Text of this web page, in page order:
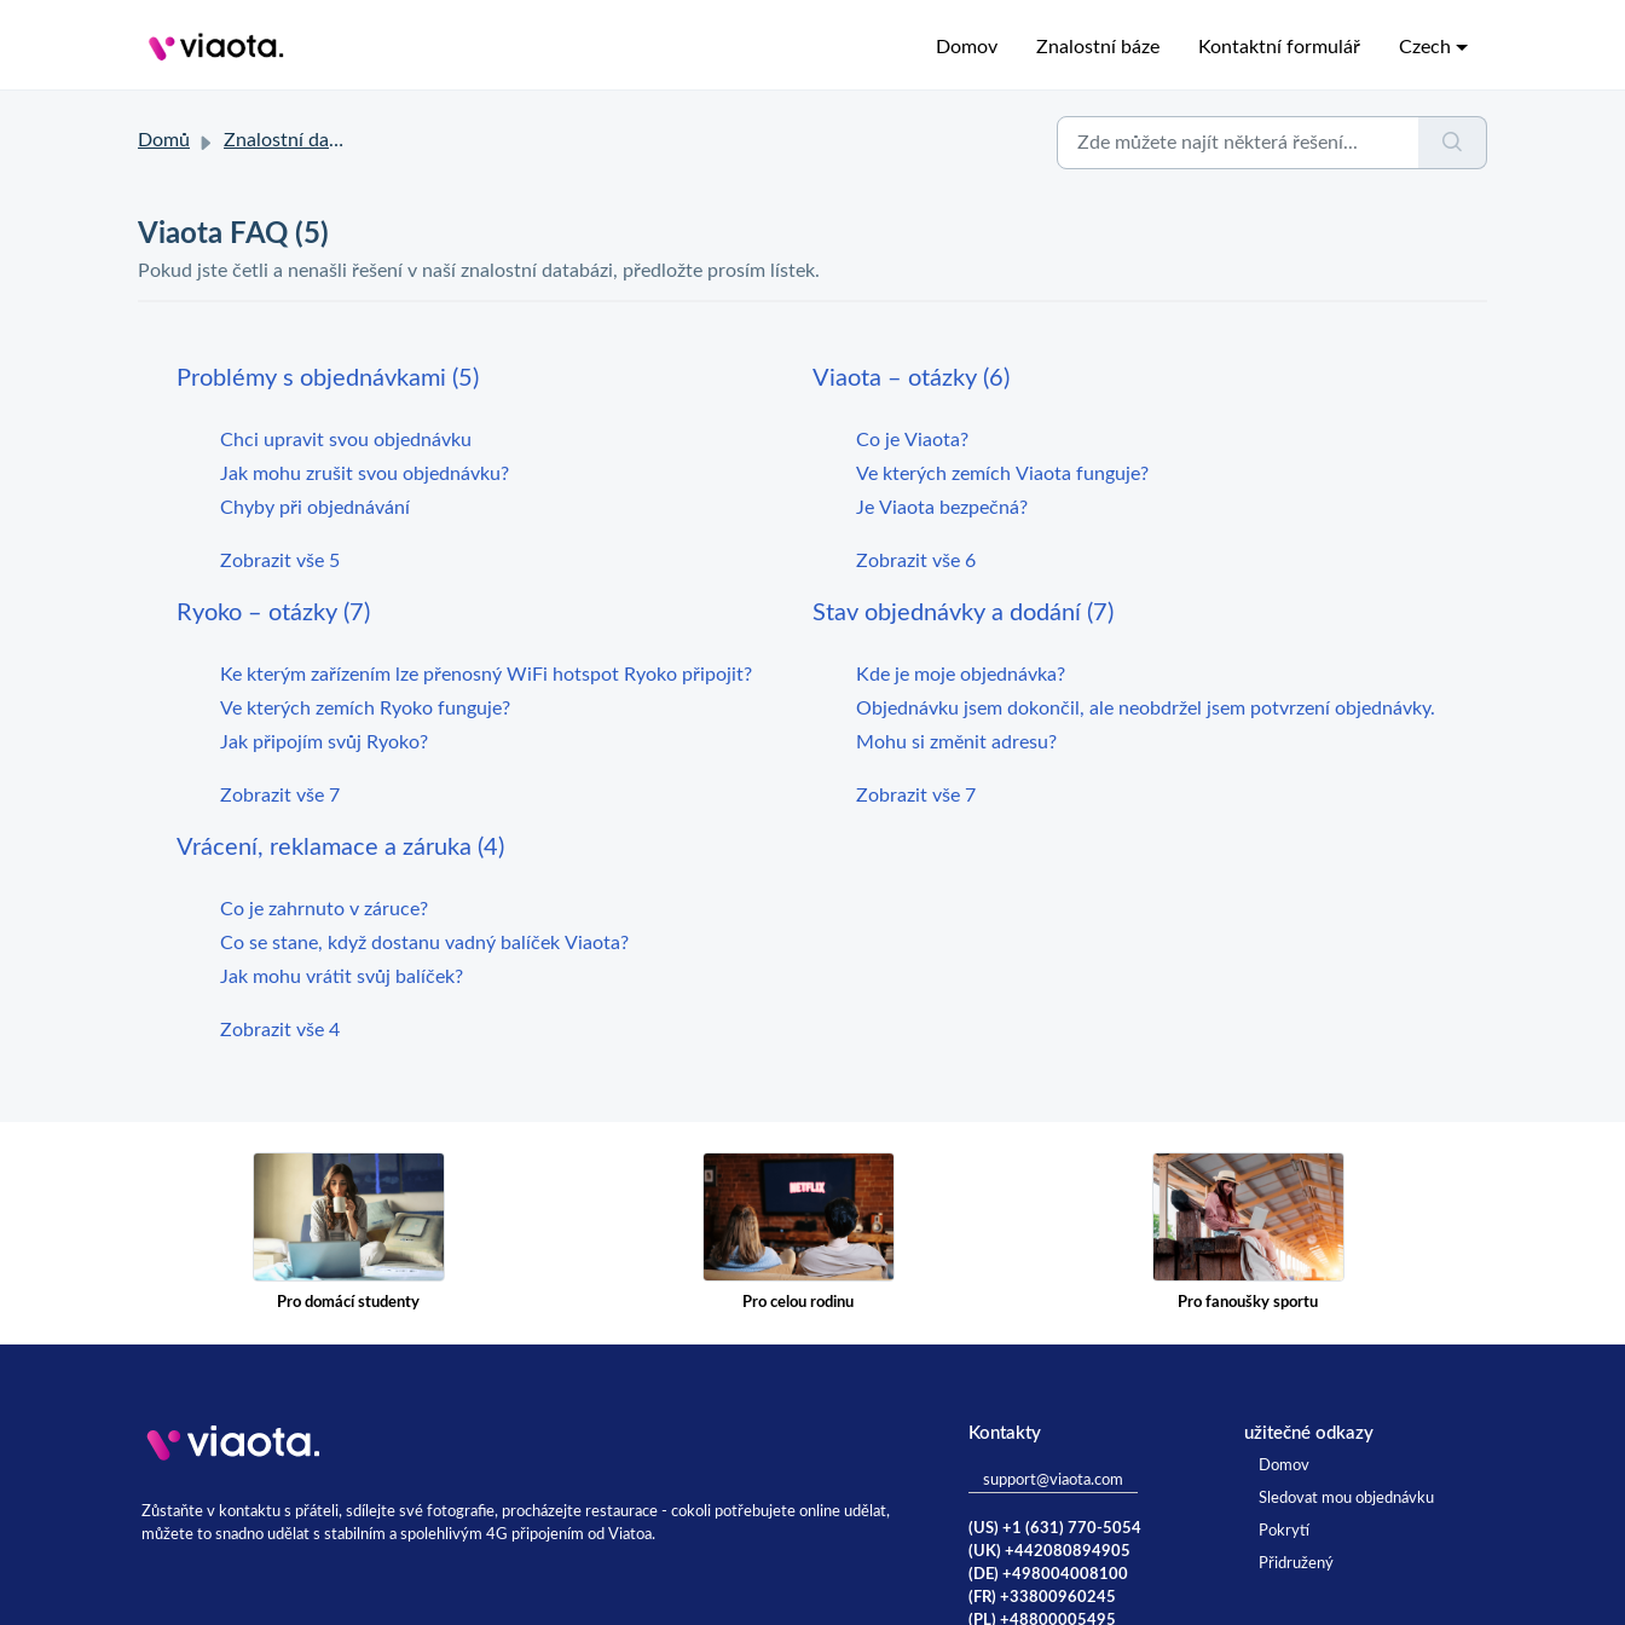
Domov Znalostní báze Kontaktní formulář Czech
Domů Znalostní databáze
Viaota FAQ (5)
Pokud jste četli a nenašli řešení v naší znalostní databázi, předložte prosím lístek.
Problémy s objednávkami (5)
Chci upravit svou objednávku
Jak mohu zrušit svou objednávku?
Chyby při objednávání
Zobrazit vše 5
Viaota – otázky (6)
Co je Viaota?
Ve kterých zemích Viaota funguje?
Je Viaota bezpečná?
Zobrazit vše 6
Ryoko – otázky (7)
Ke kterým zařízením lze přenosný WiFi hotspot Ryoko připojit?
Ve kterých zemích Ryoko funguje?
Jak připojím svůj Ryoko?
Zobrazit vše 7
Stav objednávky a dodání (7)
Kde je moje objednávka?
Objednávku jsem dokončil, ale neobdržel jsem potvrzení objednávky.
Mohu si změnit adresu?
Zobrazit vše 7
Vrácení, reklamace a záruka (4)
Co je zahrnuto v záruce?
Co se stane, když dostanu vadný balíček Viaota?
Jak mohu vrátit svůj balíček?
Zobrazit vše 4
Pro domácí studenty Pro celou rodinu Pro fanoušky sportu
Zůstaňte v kontaktu s přáteli, sdílejte své fotografie, procházejte restaurace - cokoli potřebujete online udělat,
můžete to snadno udělat s stabilním a spolehlivým 4G připojením od Viatoa.
Kontakty
support@viaota.com
(US) +1 (631) 770-5054
(UK) +442080894905
(DE) +498004008100
(FR) +33800960245
(PL) +48800005495
užitečné odkazy
Domov
Sledovat mou objednávku
Pokrytí
Přidružený